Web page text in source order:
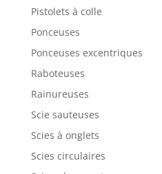
Pistolets à colle
Ponceuses
Ponceuses excentriques
Raboteuses
Rainureuses
Scie sauteuses
Scies à onglets
Scies circulaires